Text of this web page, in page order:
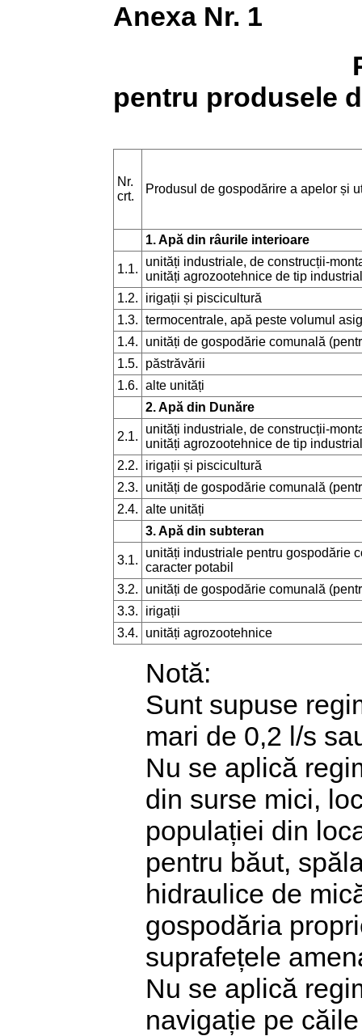
Anexa Nr. 1
pentru produsele
Nr.
crt.
Produsul de gospodărire a apelor și
1. Apă din râurile interioare
1.1.
unități industriale, de construcții-
unități agrozootehnice de tip
1.2.
irigații și piscicultură
1.3. termocentrale, apă peste volumul
1.4.
unități de gospodărie comunală
1.5.
păstrăvării
1.6. alte unități
2. Apă din Dunăre
2.1.
unități industriale, de construcții-
unități agrozootehnice de tip
2.2.
irigații și piscicultură
2.3.
unități de gospodărie comunală
2.4. alte unități
3. Apă din subteran
3.1.
unități industriale pentru gospodărie
caracter potabil
3.2.
unități de gospodărie comunală
3.3.
irigații
3.4.
unități agrozootehnice
Notă:
Sunt supuse
mari de 0,2 l/s
Nu se aplică
din surse mici,
populației din
pentru băut,
hidraulice de
gospodăria
suprafețele
Nu se aplică
navigație pe